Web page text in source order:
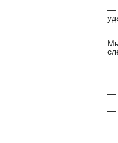
—
—
—
—
—